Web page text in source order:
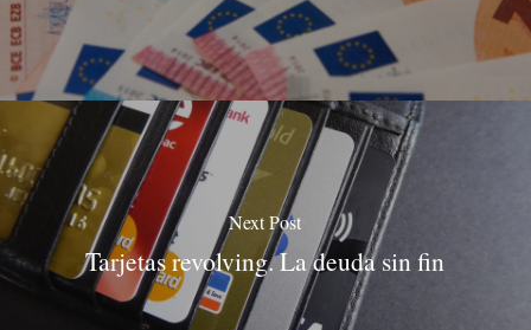
Next Post
Tarjetas revolving. La deuda sin fin